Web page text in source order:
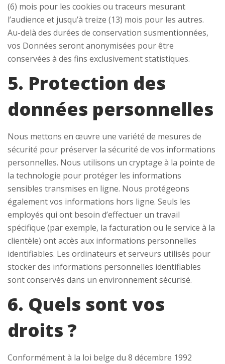
(6) mois pour les cookies ou traceurs mesurant
l’audience et jusqu’à treize (13) mois pour les autres.
Au-delà des durées de conservation susmentionnées,
vos Données seront anonymisées pour être
conservées à des fins exclusivement statistiques.
5. Protection des
données personnelles
Nous mettons en œuvre une variété de mesures de
sécurité pour préserver la sécurité de vos informations
personnelles. Nous utilisons un cryptage à la pointe de
la technologie pour protéger les informations
sensibles transmises en ligne. Nous protégeons
également vos informations hors ligne. Seuls les
employés qui ont besoin d’effectuer un travail
spécifique (par exemple, la facturation ou le service à la
clientèle) ont accès aux informations personnelles
identifiables. Les ordinateurs et serveurs utilisés pour
stocker des informations personnelles identifiables
sont conservés dans un environnement sécurisé.
6. Quels sont vos
droits ?
Conformément à la loi belge du 8 décembre 1992